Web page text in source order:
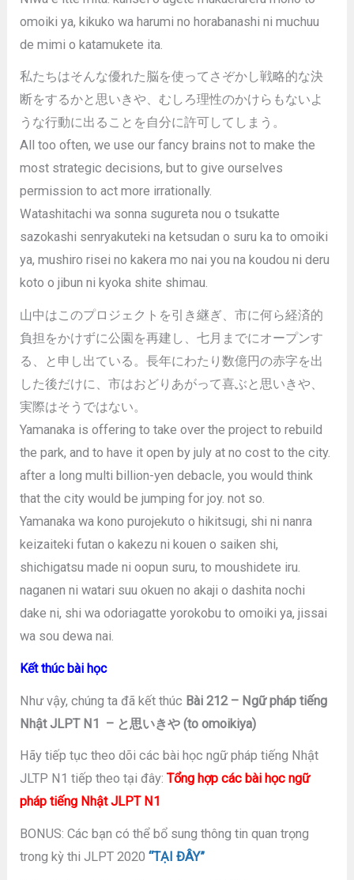
omoiki ya, kikuko wa harumi no horabanashi ni muchuu
de mimi o katamukete ita.
私たちはそんな優れた脳を使ってさぞかし戦略的な決
断をするかと思いきや、むしろ理性のかけらもないよ
うな行動に出ることを自分に許可してしまう。
All too often, we use our fancy brains not to make the
most strategic decisions, but to give ourselves
permission to act more irrationally.
Watashitachi wa sonna sugureta nou o tsukatte
sazokashi senryakuteki na ketsudan o suru ka to omoiki
ya, mushiro risei no kakera mo nai you na koudou ni deru
koto o jibun ni kyoka shite shimau.
山中はこのプロジェクトを引き継ぎ、市に何ら経済的
負担をかけずに公園を再建し、七月までにオープンす
る、と申し出ている。長年にわたり数億円の赤字を出
した後だけに、市はおどりあがって喜ぶと思いきや、
実際はそうではない。
Yamanaka is offering to take over the project to rebuild
the park, and to have it open by july at no cost to the city.
after a long multi billion-yen debacle, you would think
that the city would be jumping for joy. not so.
Yamanaka wa kono purojekuto o hikitsugi, shi ni nanra
keizaiteki futan o kakezu ni kouen o saiken shi,
shichigatsu made ni oopun suru, to moushidete iru.
naganen ni watari suu okuen no akaji o dashita nochi
dake ni, shi wa odoriagatte yorokobu to omoiki ya, jissai
wa sou dewa nai.
Kết thúc bài học
Như vậy, chúng ta đã kết thúc Bài 212 – Ngữ pháp tiếng
Nhật JLPT N1 – と思いきや (to omoikiya)
Hãy tiếp tục theo dõi các bài học ngữ pháp tiếng Nhật
JLTP N1 tiếp theo tại đây:Tổng hợp các bài học ngữ
pháp tiếng Nhật JLPT N1
BONUS: Các bạn có thể bổ sung thông tin quan trọng
trong kỳ thi JLPT 2020“TẠI ĐÂY”